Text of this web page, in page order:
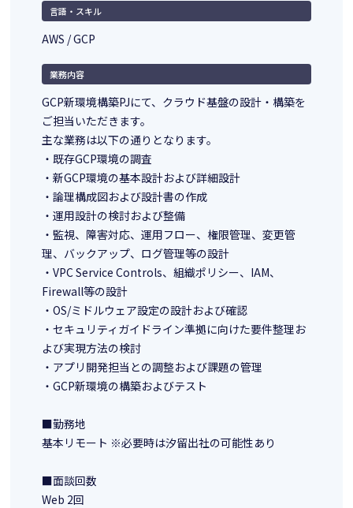
言語・スキル
AWS / GCP
業務内容
GCP新環境構築PJにて、クラウド基盤の設計・構築を
ご担当いただきます。
主な業務は以下の通りとなります。
・既存GCP環境の調査
・新GCP環境の基本設計および詳細設計
・論理構成図および設計書の作成
・運用設計の検討および整備
・監視、障害対応、運用フロー、権限管理、変更管
理、バックアップ、ログ管理等の設計
・VPC Service Controls、組織ポリシー、IAM、
Firewall等の設計
・OS/ミドルウェア設定の設計および確認
・セキュリティガイドライン準拠に向けた要件整理お
よび実現方法の検討
・アプリ開発担当との調整および課題の管理
・GCP新環境の構築およびテスト
■勤務地
基本リモート ※必要時は汐留出社の可能性あり
■面談回数
Web 2回